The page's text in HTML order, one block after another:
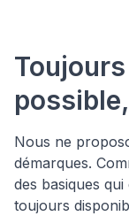
Nous ne
démarques.
des basiques
toujours